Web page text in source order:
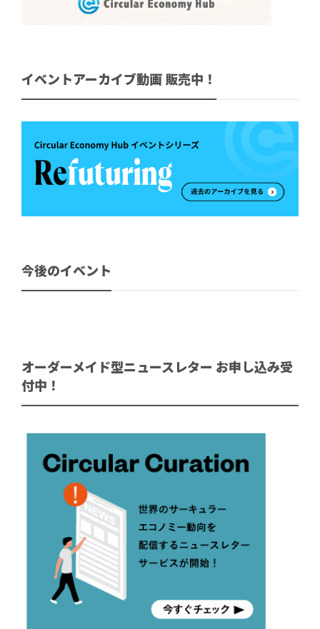
イベントアーカイブ動画 販売中！
今後のイベント
オーダーメイド型ニュースレター お申し込み受
付中！